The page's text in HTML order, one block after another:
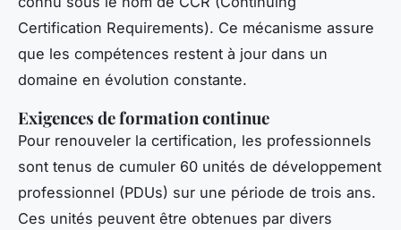
Certification Requirements). Ce mécanisme assure
que les compétences restent à jour dans un
domaine en évolution constante.
Exigences de formation continue
Pour renouveler la certification, les professionnels
sont tenus de cumuler 60 unités de développement
professionnel (PDUs) sur une période de trois ans.
Ces unités peuvent être obtenues par divers